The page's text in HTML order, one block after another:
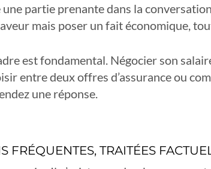
partie prenante dans la
mais poser un fait économique,
est fondamental. Négocier son
entre deux offres d’assurance ou
une réponse.
FRÉQUENTES, TRAITÉES